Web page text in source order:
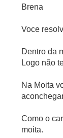
Brena
Voce
Dentro da
Logo não
Na Moita
Como o
moita.